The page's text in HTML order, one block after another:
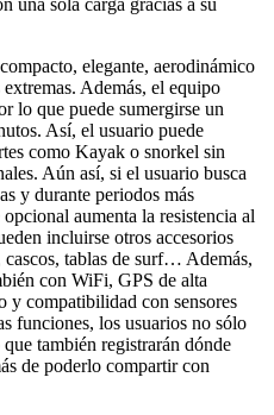
elegante, aerodinámico
Además, el equipo
lo que puede sumergirse un
Así, el usuario puede
como Kayak o snorkel sin
Aún así, si el usuario busca
y durante periodos más
aumenta la resistencia al
incluirse otros accesorios
tablas de surf… Además,
con WiFi, GPS de alta
y compatibilidad con sensores
funciones, los usuarios no sólo
también registrarán dónde
de poderlo compartir con